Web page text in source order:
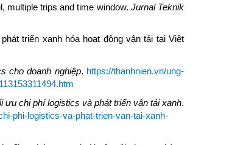
multiple trips and time window. Jurnal Teknik
triển xanh hóa hoạt động vận tải tại Việt
cho doanh nghiệp. https://thanhnien.vn/ung-
ưu chi phí logistics và phát triển vận tải xanh.
phi-logistics-va-phat-trien-van-tai-xanh-